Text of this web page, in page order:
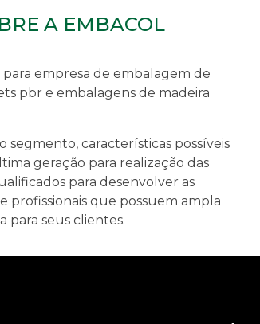
A EMBACOL
empresa de embalagem de
pbr e embalagens de madeira
características possíveis
geração para realização das
para desenvolver as
profissionais que possuem ampla
para seus clientes.